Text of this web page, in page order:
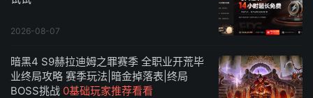
2026-08-07
暗黑4 S9赫拉迪姆之罪赛季 全职业开荒毕
业终局攻略 赛季玩法|暗金掉落表|终局
BOSS挑战 0基础玩家推荐看看